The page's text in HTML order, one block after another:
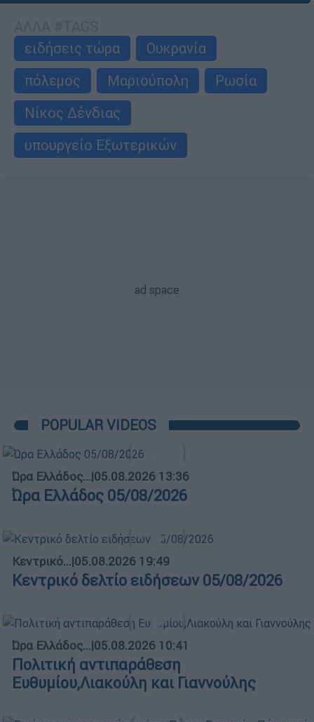
ειδήσεις τώρα
Ουκρανία
πόλεμος
Μαριούπολη
Ρωσία
Νίκος Δένδιας
υπουργείο Εξωτερικών
POPULAR VIDEOS
Ώρα Ελλάδος...|05.08.2026 13:36
Ώρα Ελλάδος 05/08/2026
Κεντρικό...|05.08.2026 19:49
Κεντρικό δελτίο ειδήσεων 05/08/2026
Ώρα Ελλάδος...|05.08.2026 10:41
Πολιτική αντιπαράθεση
Ευθυμίου,Λιακούλη και Γιαννούλης